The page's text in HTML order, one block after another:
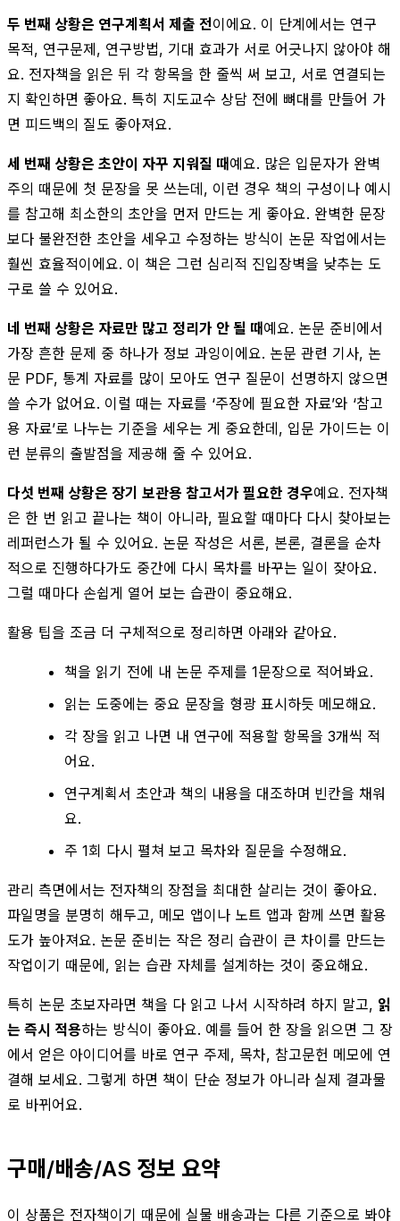
두 번째 상황은 연구계획서 제출 전이에요. 이 단계에서는 연구
목적, 연구문제, 연구방법, 기대 효과가 서로 어긋나지 않아야 해
요. 전자책을 읽은 뒤 각 항목을 한 줄씩 써 보고, 서로 연결되는
지 확인하면 좋아요. 특히 지도교수 상담 전에 뼈대를 만들어 가
면 피드백의 질도 좋아져요.
세 번째 상황은 초안이 자꾸 지워질 때예요. 많은 입문자가 완벽
주의 때문에 첫 문장을 못 쓰는데, 이런 경우 책의 구성이나 예시
를 참고해 최소한의 초안을 먼저 만드는 게 좋아요. 완벽한 문장
보다 불완전한 초안을 세우고 수정하는 방식이 논문 작업에서는
훨씬 효율적이에요. 이 책은 그런 심리적 진입장벽을 낮추는 도
구로 쓸 수 있어요.
네 번째 상황은 자료만 많고 정리가 안 될 때예요. 논문 준비에서
가장 흔한 문제 중 하나가 정보 과잉이에요. 논문 관련 기사, 논
문 PDF, 통계 자료를 많이 모아도 연구 질문이 선명하지 않으면
쓸 수가 없어요. 이럴 때는 자료를 ‘주장에 필요한 자료’와 ‘참고
용 자료’로 나누는 기준을 세우는 게 중요한데, 입문 가이드는 이
런 분류의 출발점을 제공해 줄 수 있어요.
다섯 번째 상황은 장기 보관용 참고서가 필요한 경우예요. 전자책
은 한 번 읽고 끝나는 책이 아니라, 필요할 때마다 다시 찾아보는
레퍼런스가 될 수 있어요. 논문 작성은 서론, 본론, 결론을 순차
적으로 진행하다가도 중간에 다시 목차를 바꾸는 일이 잦아요.
그럴 때마다 손쉽게 열어 보는 습관이 중요해요.
활용 팁을 조금 더 구체적으로 정리하면 아래와 같아요.
책을 읽기 전에 내 논문 주제를 1문장으로 적어봐요.
읽는 도중에는 중요 문장을 형광 표시하듯 메모해요.
각 장을 읽고 나면 내 연구에 적용할 항목을 3개씩 적
어요.
연구계획서 초안과 책의 내용을 대조하며 빈칸을 채워
요.
주 1회 다시 펼쳐 보고 목차와 질문을 수정해요.
관리 측면에서는 전자책의 장점을 최대한 살리는 것이 좋아요.
파일명을 분명히 해두고, 메모 앱이나 노트 앱과 함께 쓰면 활용
도가 높아져요. 논문 준비는 작은 정리 습관이 큰 차이를 만드는
작업이기 때문에, 읽는 습관 자체를 설계하는 것이 중요해요.
특히 논문 초보자라면 책을 다 읽고 나서 시작하려 하지 말고, 읽
는 즉시 적용하는 방식이 좋아요. 예를 들어 한 장을 읽으면 그 장
에서 얻은 아이디어를 바로 연구 주제, 목차, 참고문헌 메모에 연
결해 보세요. 그렇게 하면 책이 단순 정보가 아니라 실제 결과물
로 바뀌어요.
구매/배송/AS 정보 요약
이 상품은 전자책이기 때문에 실물 배송과는 다른 기준으로 봐야